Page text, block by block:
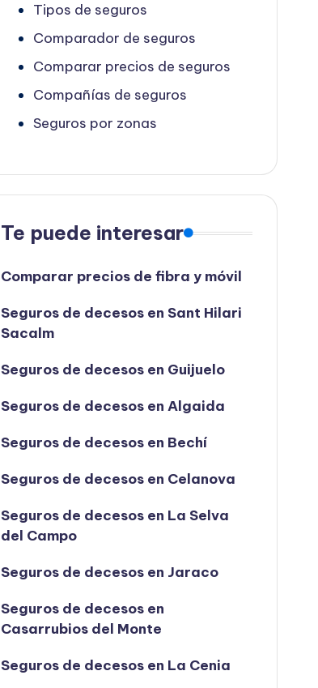
Tipos de seguros
Comparador de seguros
Comparar precios de seguros
Compañías de seguros
Seguros por zonas
Te puede interesar
Comparar precios de fibra y móvil
Seguros de decesos en Sant Hilari
Sacalm
Seguros de decesos en Guijuelo
Seguros de decesos en Algaida
Seguros de decesos en Bechí
Seguros de decesos en Celanova
Seguros de decesos en La Selva
del Campo
Seguros de decesos en Jaraco
Seguros de decesos en
Casarrubios del Monte
Seguros de decesos en La Cenia